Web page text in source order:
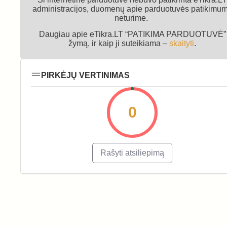
administracijos, duomenų apie parduotuvės
neturime.
Daugiau apie eTikra.LT “PATIKIMA PARDUOTUVĖ”
žymą, ir kaip ji suteikiama – skaityti.
PIRKĖJŲ VERTINIMAS
0
Rašyti atsiliepimą